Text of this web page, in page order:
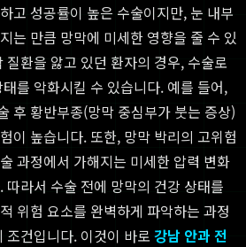
고 성공률이 높은 수술이지만, 눈 내부
는 만큼 망막에 미세한 영향을 줄 수 있
질환을 앓고 있던 환자의 경우, 수술로
를 악화시킬 수 있습니다. 예를 들어,
후 황반부종(망막 중심부가 붓는 증상)
이 높습니다. 또한, 망막 박리의 고위험
과정에서 가해지는 미세한 압력 변화
따라서 수술 전에 망막의 건강 상태를
위험 요소를 완벽하게 파악하는 과정
조건입니다. 이것이 바로 강남 안과 전